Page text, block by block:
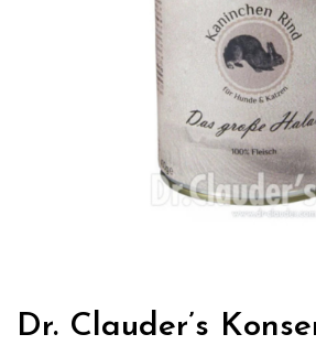
Dr. Clauder’s